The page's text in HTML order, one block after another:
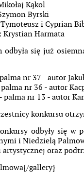
Kąkol
Byrski
i Cyprian
Krystian Harmata
odbyła się już
nr 37 - autor
nr 36 - autor
palma nr 13 - autor
konkursu
odbyły się w
i Niedzielą
artystycznej oraz
gallery}